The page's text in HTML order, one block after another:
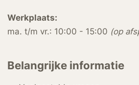
Werkplaats:
ma. t/m vr.: 10:00 - 15:00 (op
Belangrijke informatie